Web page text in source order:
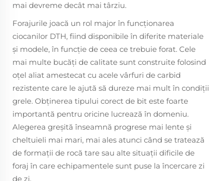
mai devreme decât mai târziu.
Forajurile joacă un rol major în funcționarea
ciocanilor DTH, fiind disponibile în diferite materiale
și modele, în funcție de ceea ce trebuie forat. Cele
mai multe bucăţi de calitate sunt construite folosind
oţel aliat amestecat cu acele vârfuri de carbid
rezistente care le ajută să dureze mai mult în condiţii
grele. Obținerea tipului corect de bit este foarte
importantă pentru oricine lucrează în domeniu.
Alegerea greşită înseamnă progrese mai lente şi
cheltuieli mai mari, mai ales atunci când se tratează
de formaţii de rocă tare sau alte situaţii dificile de
foraj în care echipamentele sunt puse la încercare zi
de zi.